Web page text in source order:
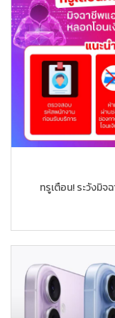
ทรูเตือน! ระวังมิจ